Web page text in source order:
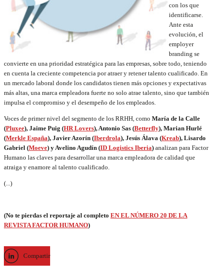
con los que
identificarse.
Ante esta
evolución, el
employer
branding se
convierte en una prioridad estratégica para las empresas, sobre todo, teniendo
en cuenta la creciente competencia por atraer y retener talento cualificado. En
un mercado laboral donde los candidatos tienen más opciones y expectativas
más altas, una marca empleadora fuerte no solo atrae talento, sino que también
impulsa el compromiso y el desempeño de los empleados.
Voces de primer nivel del segmento de los RRHH, como María de la Calle
(Pluxee), Jaime Puig (HR Lovers), Antonio Sas (Betterfly), Marian Hurlé
(Merkle España), Javier Azorín (Iberdrola), Jesús Álava (Kreab), Lisardo
Gabriel (Moeve) y Avelino Agudín (ID Logistics Iberia) analizan para Factor
Humano las claves para desarrollar una marca empleadora de calidad que
atraiga y enamore al talento cualificado.
(...)
(No te pierdas el reportaje al completo EN EL NÚMERO 20 DE LA
REVISTA FACTOR HUMANO)
Compartir